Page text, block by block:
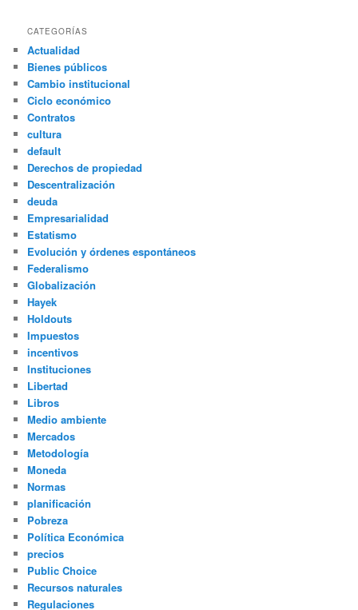
CATEGORÍAS
Actualidad
Bienes públicos
Cambio institucional
Ciclo económico
Contratos
cultura
default
Derechos de propiedad
Descentralización
deuda
Empresarialidad
Estatismo
Evolución y órdenes espontáneos
Federalismo
Globalización
Hayek
Holdouts
Impuestos
incentivos
Instituciones
Libertad
Libros
Medio ambiente
Mercados
Metodología
Moneda
Normas
planificación
Pobreza
Política Económica
precios
Public Choice
Recursos naturales
Regulaciones